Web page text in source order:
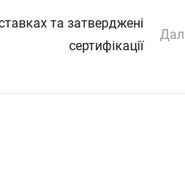
та затверджені
сертифікації